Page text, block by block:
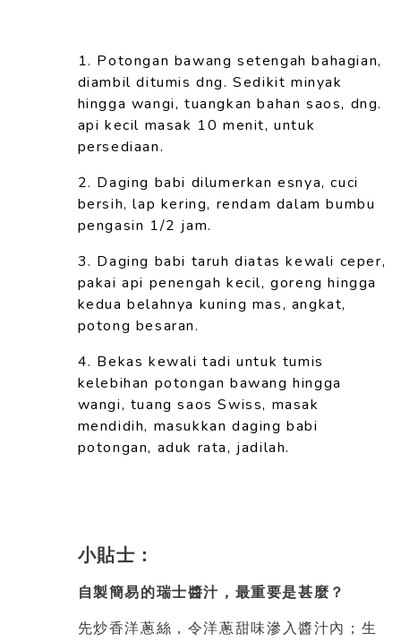
1. Potongan bawang setengah bahagian,
diambil ditumis dng. Sedikit minyak
hingga wangi, tuangkan bahan saos, dng.
api kecil masak 10 menit, untuk
persediaan.
2. Daging babi dilumerkan esnya, cuci
bersih, lap kering, rendam dalam bumbu
pengasin 1/2 jam.
3. Daging babi taruh diatas kewali ceper,
pakai api penengah kecil, goreng hingga
kedua belahnya kuning mas, angkat,
potong besaran.
4. Bekas kewali tadi untuk tumis
kelebihan potongan bawang hingga
wangi, tuang saos Swiss, masak
mendidih, masukkan daging babi
potongan, aduk rata, jadilah.
小貼士：
自製簡易的瑞士醬汁，最重要是甚麼？
先炒香洋蔥絲，令洋蔥甜味滲入醬汁內；生